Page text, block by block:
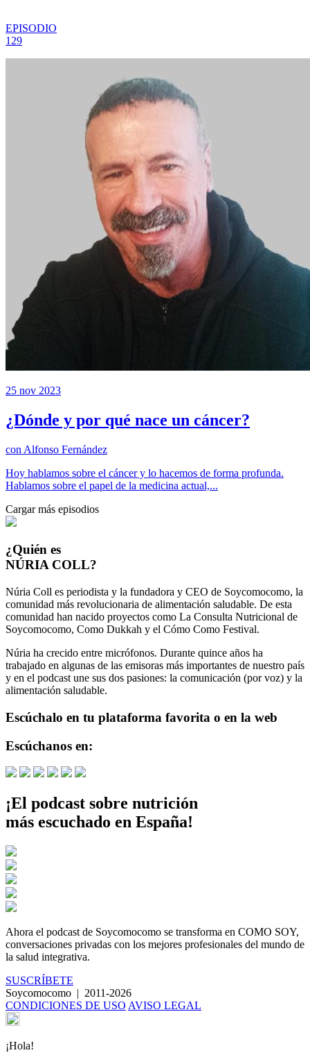
EPISODIO
129
25 nov 2023
¿Dónde y por qué nace un cáncer?
con Alfonso Fernández
Hoy hablamos sobre el cáncer y lo hacemos de forma profunda.
Hablamos sobre el papel de la medicina actual,...
Cargar más episodios
¿Quién es
NÚRIA COLL?
Núria Coll es periodista y la fundadora y CEO de Soycomocomo, la
comunidad más revolucionaria de alimentación saludable. De esta
comunidad han nacido proyectos como La Consulta Nutricional de
Soycomocomo, Como Dukkah y el Cómo Como Festival.
Núria ha crecido entre micrófonos. Durante quince años ha
trabajado en algunas de las emisoras más importantes de nuestro país
y en el podcast une sus dos pasiones: la comunicación (por voz) y la
alimentación saludable.
Escúchalo en tu plataforma favorita o en la web
Escúchanos en:
¡El podcast sobre nutrición
más escuchado en España!
Ahora el podcast de Soycomocomo se transforma en COMO SOY,
conversaciones privadas con los mejores profesionales del mundo de
la salud integrativa.
SUSCRÍBETE
Soycomocomo | 2011-2026
CONDICIONES DE USO AVISO LEGAL
¡Hola!